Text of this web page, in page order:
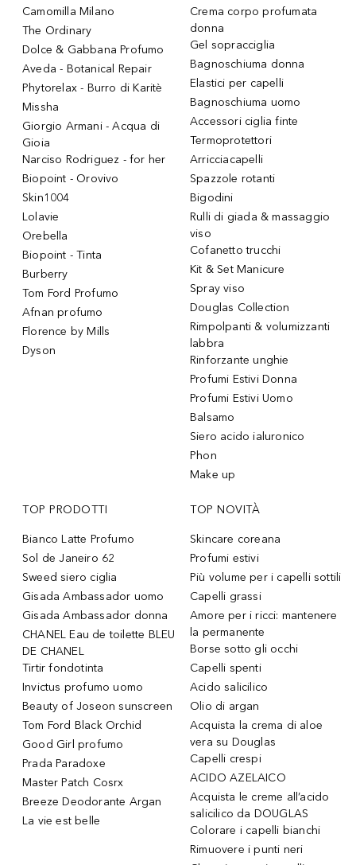
Camomilla Milano
The Ordinary
Dolce & Gabbana Profumo
Aveda - Botanical Repair
Phytorelax - Burro di Karitè
Missha
Giorgio Armani - Acqua di
Gioia
Narciso Rodriguez - for her
Biopoint - Orovivo
Skin1004
Lolavie
Orebella
Biopoint - Tinta
Burberry
Tom Ford Profumo
Afnan profumo
Florence by Mills
Dyson
Crema corpo profumata
donna
Gel sopracciglia
Bagnoschiuma donna
Elastici per capelli
Bagnoschiuma uomo
Accessori ciglia finte
Termoprotettori
Arricciacapelli
Spazzole rotanti
Bigodini
Rulli di giada & massaggio
viso
Cofanetto trucchi
Kit & Set Manicure
Spray viso
Douglas Collection
Rimpolpanti & volumizzanti
labbra
Rinforzante unghie
Profumi Estivi Donna
Profumi Estivi Uomo
Balsamo
Siero acido ialuronico
Phon
Make up
TOP PRODOTTI
Bianco Latte Profumo
Sol de Janeiro 62
Sweed siero ciglia
Gisada Ambassador uomo
Gisada Ambassador donna
CHANEL Eau de toilette BLEU
DE CHANEL
Tirtir fondotinta
Invictus profumo uomo
Beauty of Joseon sunscreen
Tom Ford Black Orchid
Good Girl profumo
Prada Paradoxe
Master Patch Cosrx
Breeze Deodorante Argan
La vie est belle
TOP NOVITÀ
Skincare coreana
Profumi estivi
Più volume per i capelli sottili
Capelli grassi
Amore per i ricci: mantenere
la permanente
Borse sotto gli occhi
Capelli spenti
Acido salicilico
Olio di argan
Acquista la crema di aloe
vera su Douglas
Capelli crespi
ACIDO AZELAICO
Acquista le creme all’acido
salicilico da DOUGLAS
Colorare i capelli bianchi
Rimuovere i punti neri